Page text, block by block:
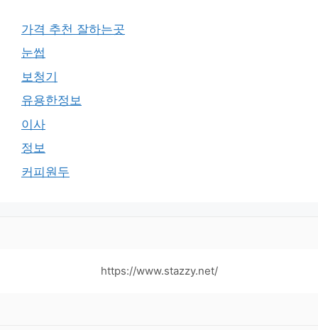
가격 추천 잘하는곳
눈썹
보청기
유용한정보
이사
정보
커피원두
https://www.stazzy.net/